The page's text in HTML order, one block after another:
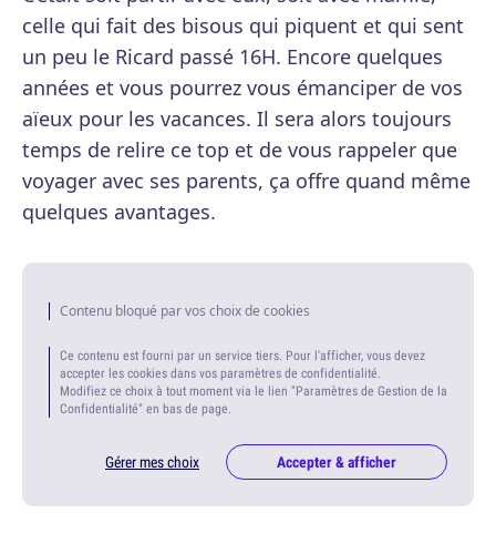
celle qui fait des bisous qui piquent et qui sent
un peu le Ricard passé 16H. Encore quelques
années et vous pourrez vous émanciper de vos
aïeux pour les vacances. Il sera alors toujours
temps de relire ce top et de vous rappeler que
voyager avec ses parents, ça offre quand même
quelques avantages.
Contenu bloqué par vos choix de cookies
Ce contenu est fourni par un service tiers. Pour l'afficher, vous devez
accepter les cookies dans vos paramètres de confidentialité.
Modifiez ce choix à tout moment via le lien "Paramètres de Gestion de la
Confidentialité" en bas de page.
Gérer mes choix Accepter & afficher